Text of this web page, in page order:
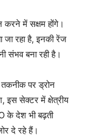
करने में सक्षम होंगे।
जा रहा है, इनकी रेंज
संभव बना रही है।
तकनीक पर ड्रोन
इस सेक्टर में क्षेत्रीय
के देश भी बढ़ती
दे रहे हैं।